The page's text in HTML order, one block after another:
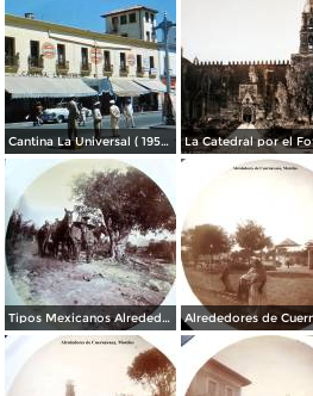
Cantina La Universal ( 1950 ).
Tipos Mexicanos Alrededores de Cuernavaca Morelos..